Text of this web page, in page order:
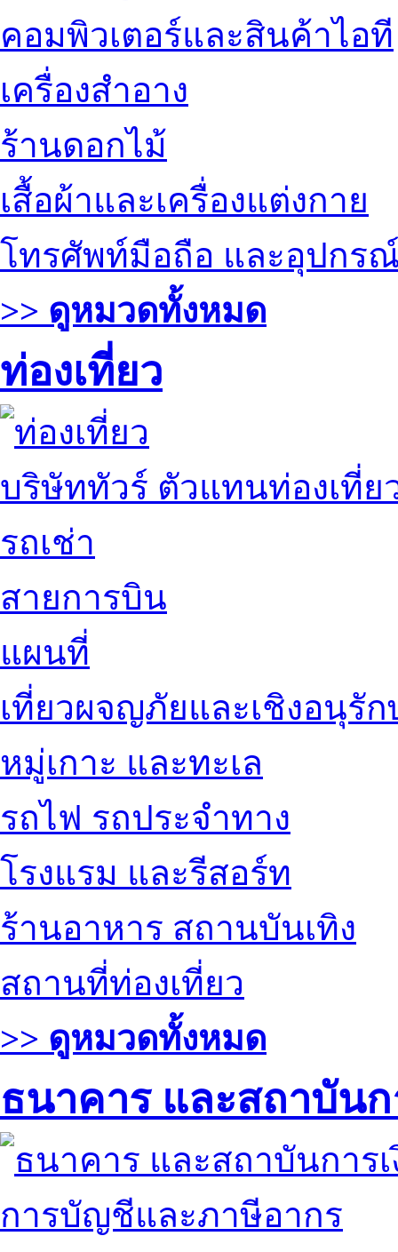
คอมพิวเตอร์และสินค้าไอที
เครื่องสำอาง
ร้านดอกไม้
เสื้อผ้าและเครื่องแต่งกาย
โทรศัพท์มือถือ และอุปกร
>> ดูหมวดทั้งหมด
ท่องเที่ยว
บริษัททัวร์ ตัวแทนท่องเที่ย
รถเช่า
สายการบิน
แผนที่
เที่ยวผจญภัยและเชิงอนุรัก
หมู่เกาะ และทะเล
รถไฟ รถประจำทาง
โรงแรม และรีสอร์ท
ร้านอาหาร สถานบันเทิง
สถานที่ท่องเที่ยว
>> ดูหมวดทั้งหมด
ธนาคาร และสถาบันก
การบัญชีและภาษีอากร